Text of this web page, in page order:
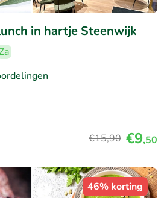
in hartje Steenwijk
€15,90 €9,50
46% korting